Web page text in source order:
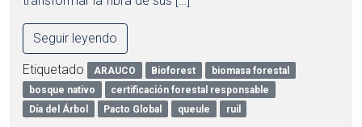
Seguir leyendo
Etiquetado ARAUCO Bioforest
biomasa forestal
bosque nativo
certificación forestal responsable
Día del Árbol
Pacto Global queule ruil